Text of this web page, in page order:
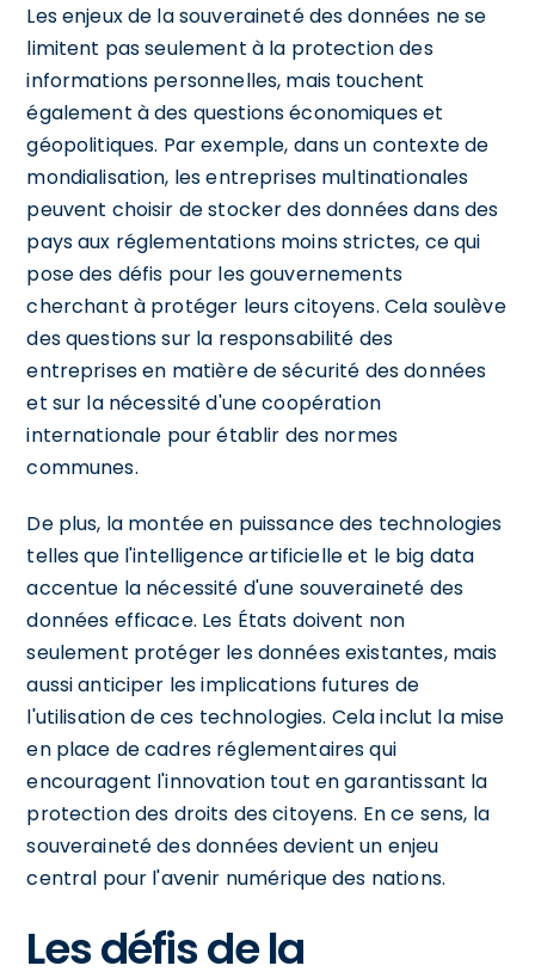
Les enjeux de la souveraineté des données ne se
limitent pas seulement à la protection des
informations personnelles, mais touchent
également à des questions économiques et
géopolitiques. Par exemple, dans un contexte de
mondialisation, les entreprises multinationales
peuvent choisir de stocker des données dans des
pays aux réglementations moins strictes, ce qui
pose des défis pour les gouvernements
cherchant à protéger leurs citoyens. Cela soulève
des questions sur la responsabilité des
entreprises en matière de sécurité des données
et sur la nécessité d'une coopération
internationale pour établir des normes
communes.
De plus, la montée en puissance des technologies
telles que l'intelligence artificielle et le big data
accentue la nécessité d'une souveraineté des
données efficace. Les États doivent non
seulement protéger les données existantes, mais
aussi anticiper les implications futures de
l'utilisation de ces technologies. Cela inclut la mise
en place de cadres réglementaires qui
encouragent l'innovation tout en garantissant la
protection des droits des citoyens. En ce sens, la
souveraineté des données devient un enjeu
central pour l'avenir numérique des nations.
Les défis de la